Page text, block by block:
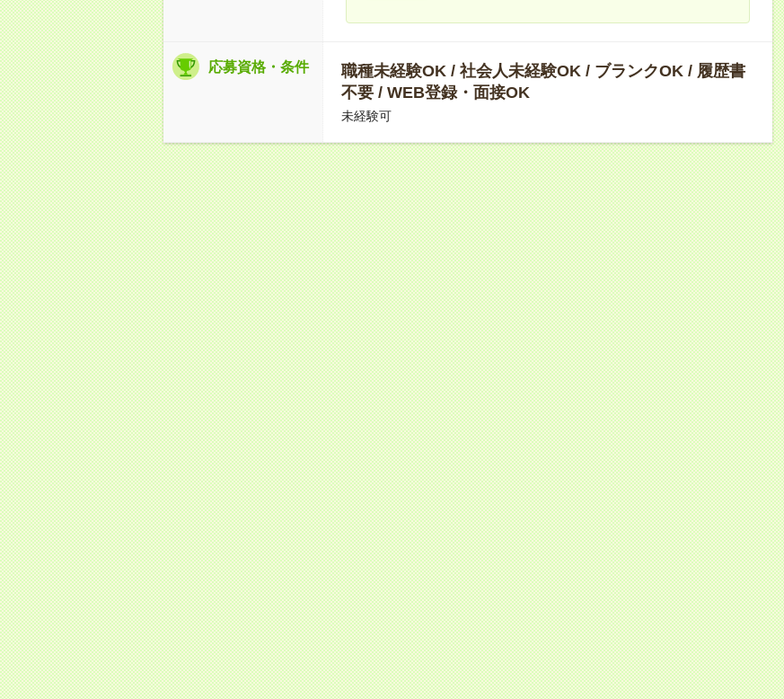
応募資格・条件
職種未経験OK / 社会人未経験OK / ブランクOK / 履歴書
不要 / WEB登録・面接OK
未経験可